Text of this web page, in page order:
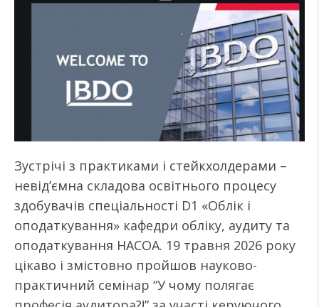
Зустрічі з практиками і стейкхолдерами –
невід’ємна складова освітнього процесу
здобувачів спеціальності D1 «Облік і
оподаткування» кафедри обліку, аудиту та
оподаткування НАСОА. 19 травня 2026 року
цікаво і змістовно пройшов науково-
практичний семінар “У чому полягає